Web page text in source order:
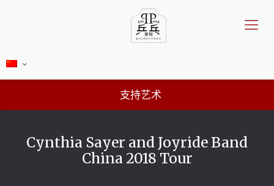
支持艺术
Cynthia Sayer and Joyride Band
China 2018 Tour